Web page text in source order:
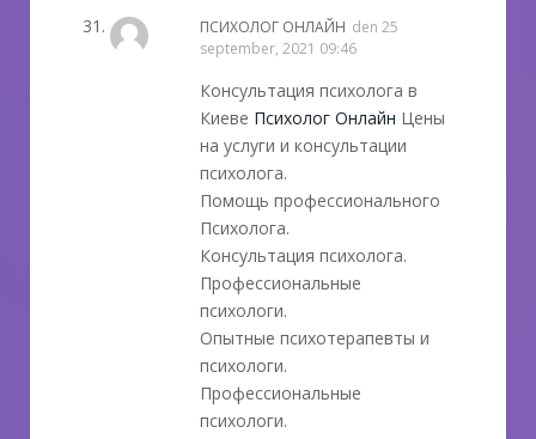
ПСИХОЛОГ ОНЛАЙН den 25
september, 2021 09:46
Консультация психолога в
Киеве Психолог Онлайн Цены
на услуги и консультации
психолога.
Помощь профессионального
Психолога.
Консультация психолога.
Профессиональные
психологи.
Опытные психотерапевты и
психологи.
Профессиональные
психологи.